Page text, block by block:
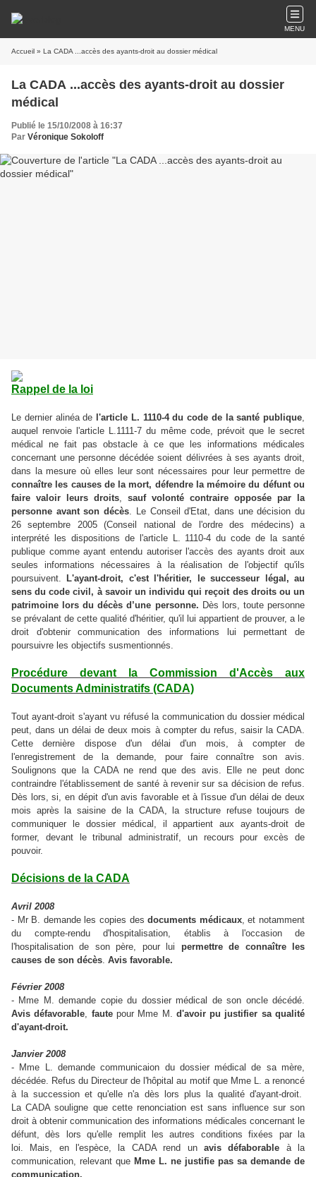
MENU
Accueil » La CADA ...accès des ayants-droit au dossier médical
La CADA ...accès des ayants-droit au dossier
médical
Publié le 15/10/2008 à 16:37
Par Véronique Sokoloff
Rappel de la loi
Le dernier alinéa de l'article L. 1110-4 du code de la santé publique,
auquel renvoie l'article L.1111-7 du même code, prévoit que le secret
médical ne fait pas obstacle à ce que les informations médicales
concernant une personne décédée soient délivrées à ses ayants droit,
dans la mesure où elles leur sont nécessaires pour leur permettre de
connaître les causes de la mort, défendre la mémoire du défunt ou
faire valoir leurs droits, sauf volonté contraire opposée par la
personne avant son décès. Le Conseil d'Etat, dans une décision du
26 septembre 2005 (Conseil national de l'ordre des médecins) a
interprété les dispositions de l'article L. 1110-4 du code de la santé
publique comme ayant entendu autoriser l'accès des ayants droit aux
seules informations nécessaires à la réalisation de l'objectif qu'ils
poursuivent.
L'ayant-droit, c'est l'héritier, le successeur légal, au
sens du code civil, à savoir un individu qui reçoit des droits ou un
patrimoine lors du décès d’une personne. Dès lors, toute personne
se prévalant de cette qualité d'héritier, qu'il lui appartient de prouver, a le
droit d'obtenir communication des informations lui permettant de
poursuivre les objectifs susmentionnés.
Procédure devant la Commission d'Accès aux
Documents Administratifs (CADA)
Tout ayant-droit s'ayant vu réfusé la communication du dossier médical
peut, dans un délai de deux mois à compter du refus, saisir la CADA.
Cette dernière dispose d'un délai d'un mois, à compter de
l'enregistrement de la demande, pour faire connaître son avis.
Soulignons que la CADA ne rend que des avis. Elle ne peut donc
contraindre l'établissement de santé à revenir sur sa décision de refus.
Dès lors, si, en dépit d'un avis favorable et à l'issue d'un délai de deux
mois après la saisine de la CADA, la structure refuse toujours de
communiquer le dossier médical, il appartient aux ayants-droit de
former, devant le tribunal administratif, un recours pour excès de
pouvoir.
Décisions de la CADA
Avril 2008
- Mr B. demande les copies desdocuments médicaux, et notamment
du compte-rendu d'hospitalisation, établis à l'occasion de
l'hospitalisation de son père, pour lui permettre de connaître les
causes de son décès. Avis favorable.
Février 2008
- Mme M. demande copie du dossier médical de son oncle décédé.
Avis défavorable, fautepour Mme M. d'avoir pu justifier sa qualité
d'ayant-droit.
Janvier 2008
- Mme L. demande communicaion du dossier médical de sa mère,
décédée. Refus du Directeur de l'hôpital au motif que Mme L. a renoncé
à la succession et qu'elle n'a dès lors plus la qualité d'ayant-droit.
La CADA souligne que cette renonciation est sans influence sur son
droit à obtenir communication des informations médicales concernant le
défunt, dès lors qu'elle remplit les autres conditions fixées par la
loi. Mais, en l'espèce, la CADA rend un avis défaborable à la
communication, relevant que Mme L. ne justifie pas sa demande de
communication.